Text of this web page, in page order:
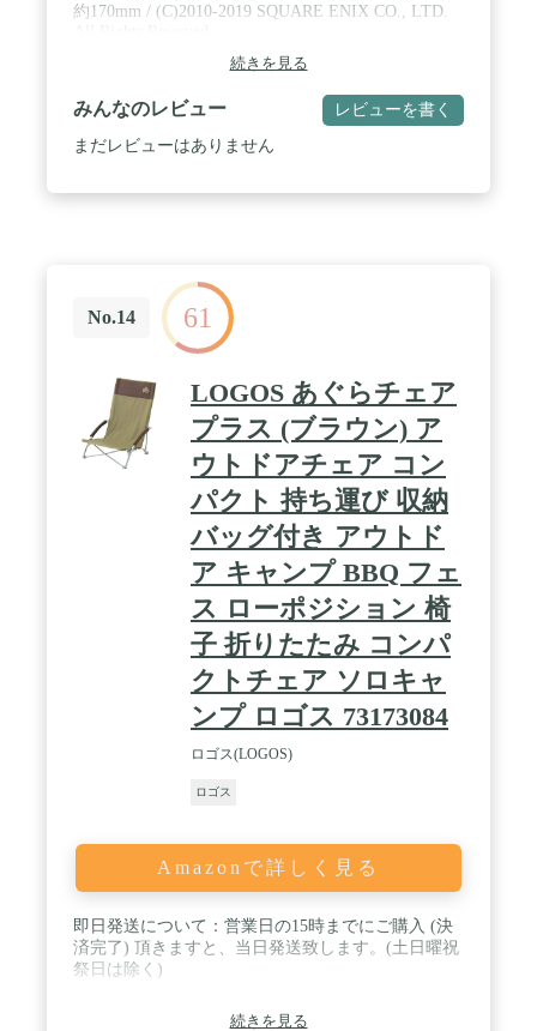
約170mm / (C)2010-2019 SQUARE ENIX CO., LTD.
続きを見る
みんなのレビュー レビューを書く
まだレビューはありません
No.14 61
LOGOS あぐらチェア
プラス (ブラウン) ア
ウトドアチェア コン
パクト 持ち運び 収納
バッグ付き アウトド
ア キャンプ BBQ フェ
ス ローポジション 椅
子 折りたたみ コンパ
クトチェア ソロキャ
ンプ ロゴス 73173084
ロゴス(LOGOS)
ロゴス
Amazonで詳しく見る
即日発送について：営業日の15時までにご購入 (決
済完了) 頂きますと、当日発送致します。(土日曜祝
祭日は除く)
続きを見る